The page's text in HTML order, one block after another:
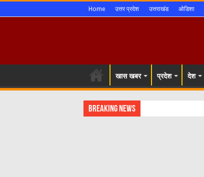
Home उत्तर प्रदेश उत्तराखंड ओडिशा
खास खबर प्रदेश देश
Breaking News